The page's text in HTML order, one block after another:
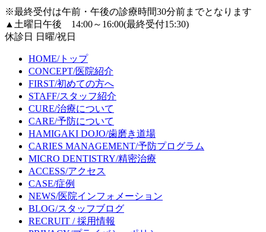
※最終受付は午前・午後の診療時間30分前までとなります
▲土曜日午後 14:00～16:00(最終受付15:30)
休診日 日曜/祝日
HOME/トップ
CONCEPT/医院紹介
FIRST/初めての方へ
STAFF/スタッフ紹介
CURE/治療について
CARE/予防について
HAMIGAKI DOJO/歯磨き道場
CARIES MANAGEMENT/予防プログラム
MICRO DENTISTRY/精密治療
ACCESS/アクセス
CASE/症例
NEWS/医院インフォメーション
BLOG/スタッフブログ
RECRUIT / 採用情報